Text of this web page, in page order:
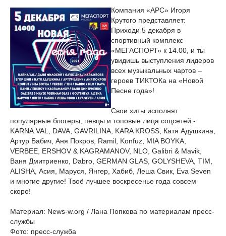
Компания «АРС» Игоря
Крутого представляет:
Приходи 5 декабря в
спортивный комплекс
«МЕГАСПОРТ» к 14.00, и ты
увидишь выступления лидеров
всех музыкальных чартов –
героев ТИКТОКа на «Новой
Песне года»!
Свои хиты исполнят
популярные блогеры, певцы и топовые лица соцсетей -
KARNA.VAL, DAVA, GAVRILINA, KARA KROSS, Катя Адушкина,
Артур Бабич, Аня Покров, Ramil, Konfuz, MIA BOYKA,
VERBEE, ERSHOV & KAGRAMANOV, NLO, Galibri & Mavik,
Ваня Дмитриенко, Dabro, GERMAN GLAS, GOLYSHEVA, TIM,
ALISHA, Асия, Маруся, Янгер, Хабиб, Леша Свик, Eva Seven
и многие другие! Твоё лучшее воскресенье года совсем
скоро!
Материал: News-w.org / Лана Попкова по материалам пресс-
службы
Фото: пресс-служба